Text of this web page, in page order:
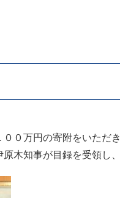
０万円の寄附をいただき
木知事が目録を受領し